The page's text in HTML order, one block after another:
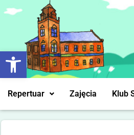
Otwórz pasek
Repertuar Zajęcia Klub